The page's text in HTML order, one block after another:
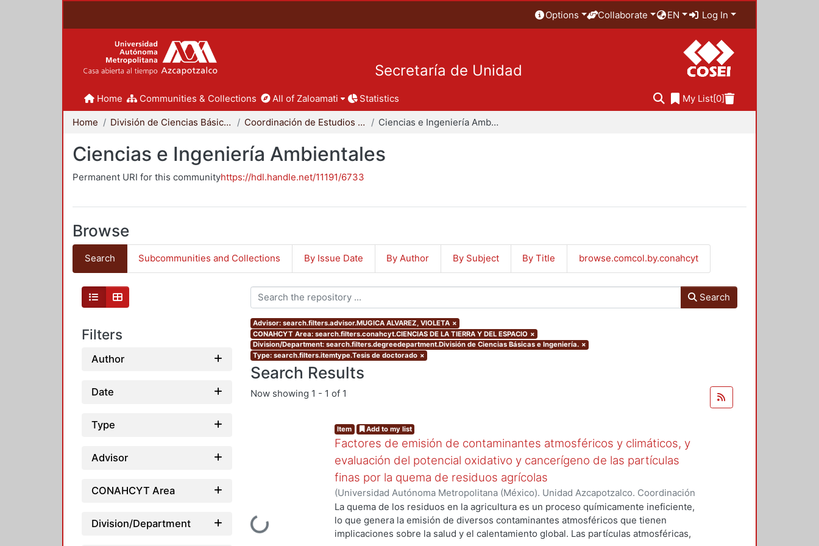
Options Collaborate EN Log In
Secretaría de Unidad
Home Communities & Collections All of Zaloamati Statistics My List[0]
Home División de Ciencias Básicas e Ingeniería Coordinación de Estudios de Posgrado - CBI Ciencias e Ingeniería Ambientales
Ciencias e Ingeniería Ambientales
Permanent URI for this communityhttps://hdl.handle.net/11191/6733
Browse
Search Subcommunities and Collections By Issue Date By Author By Subject By Title browse.comcol.by.conahcyt
Filters
Author
Date
Type
Advisor
CONAHCYT Area
Division/Department
Search
Advisor: search.filters.advisor.MUGICA ALVAREZ, VIOLETA ×
CONAHCYT Area: search.filters.conahcyt.CIENCIAS DE LA TIERRA Y DEL ESPACIO ×
Division/Department: search.filters.degreedepartment.División de Ciencias Básicas e Ingeniería. ×
Type: search.filters.itemtype.Tesis de doctorado ×
Search Results
Now showing 1 - 1 of 1
Item Add to my list
Factores de emisión de contaminantes atmosféricos y climáticos, y
evaluación del potencial oxidativo y cancerígeno de las partículas
finas por la quema de residuos agrícolas
(Universidad Autónoma Metropolitana (México). Unidad Azcapotzalco. Coordinación
de Servicios de Información.,2017)SANTIAGO DE LA ROSA, NAXIELI
La quema de los residuos en la agricultura es un proceso químicamente ineficiente,
lo que genera la emisión de diversos contaminantes atmosféricos que tienen
implicaciones sobre la salud y el calentamiento global. Las partículas atmosféricas,